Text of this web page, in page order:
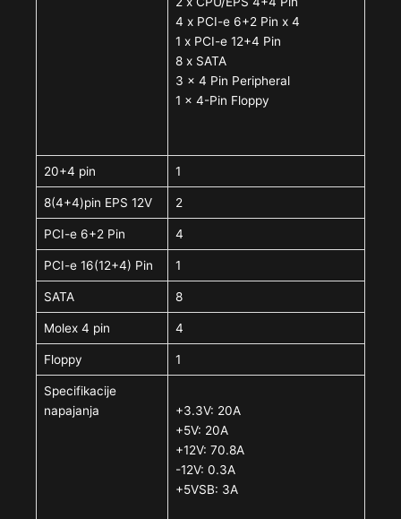
4 x PCI-e 6+2 Pin x 4
1 x PCI-e 12+4 Pin
8 x SATA
3 x 4 Pin Peripheral
1 x 4-Pin Floppy
20+4 pin 1
8(4+4)pin EPS 12V 2
PCI-e 6+2 Pin 4
PCI-e 16(12+4) Pin 1
SATA 8
Molex 4 pin 4
Floppy 1
Specifikacije
napajanja
+3.3V: 20A
+5V: 20A
+12V: 70.8A
-12V: 0.3A
+5VSB: 3A